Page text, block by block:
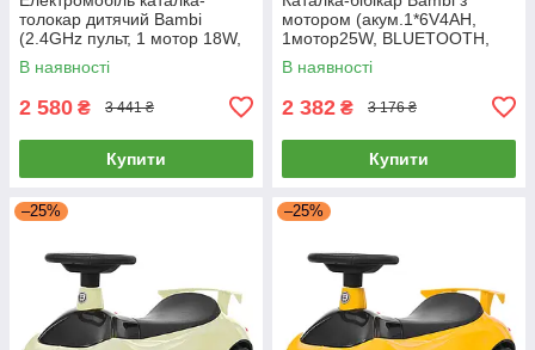
толокар дитячий Bambi
(2.4GHz пульт, 1 мотор 18W,
акум. 6V4AH) M 5781EBLR-8
Рожевий
В наявності
2 580 ₴ 3 441 ₴
Купити
мотором (акум.1*6V4AH,
1мотор25W, BLUETOOTH,
музика, світло) M 6363-3
Червона
В наявності
2 382 ₴ 3 176 ₴
Купити
–25% –25%